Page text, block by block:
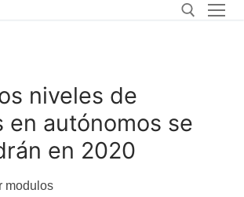
niveles de
en autónomos se
en 2020